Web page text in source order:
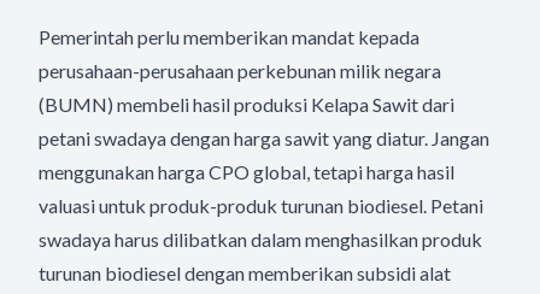
Pemerintah perlu memberikan mandat kepada
perusahaan-perusahaan perkebunan milik negara
(BUMN) membeli hasil produksi Kelapa Sawit dari
petani swadaya dengan harga sawit yang diatur. Jangan
menggunakan harga CPO global, tetapi harga hasil
valuasi untuk produk-produk turunan biodiesel. Petani
swadaya harus dilibatkan dalam menghasilkan produk
turunan biodiesel dengan memberikan subsidi alat